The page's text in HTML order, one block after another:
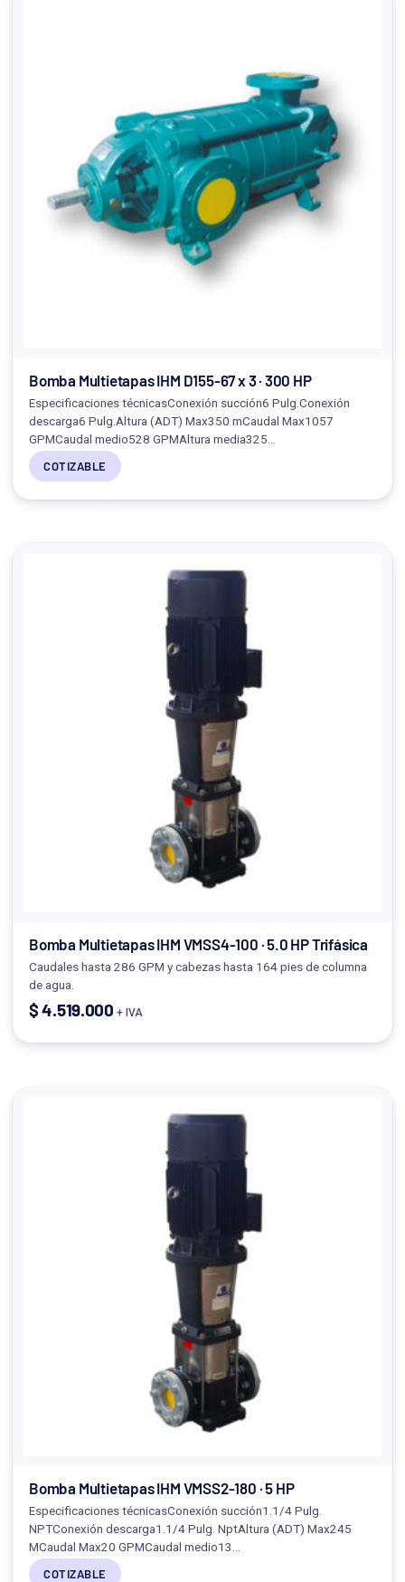
Bomba Multietapas IHM D155-67 x 3 · 300 HP
Especificaciones técnicasConexión succión6 Pulg.Conexión
descarga6 Pulg.Altura (ADT) Max350 mCaudal Max1057
GPMCaudal medio528 GPMAltura media325…
COTIZABLE
Bomba Multietapas IHM VMSS4-100 · 5.0 HP Trifásica
Caudales hasta 286 GPM y cabezas hasta 164 pies de columna
de agua.
$4.519.000 + IVA
Bomba Multietapas IHM VMSS2-180 · 5 HP
Especificaciones técnicasConexión succión1.1/4 Pulg.
NPTConexión descarga1.1/4 Pulg. NptAltura (ADT) Max245
MCaudal Max20 GPMCaudal medio13…
COTIZABLE